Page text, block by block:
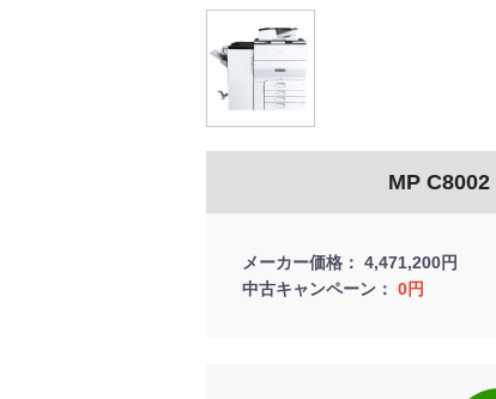
MP C8002
メーカー価格
4,471,200円
中古キャンペーン
0円